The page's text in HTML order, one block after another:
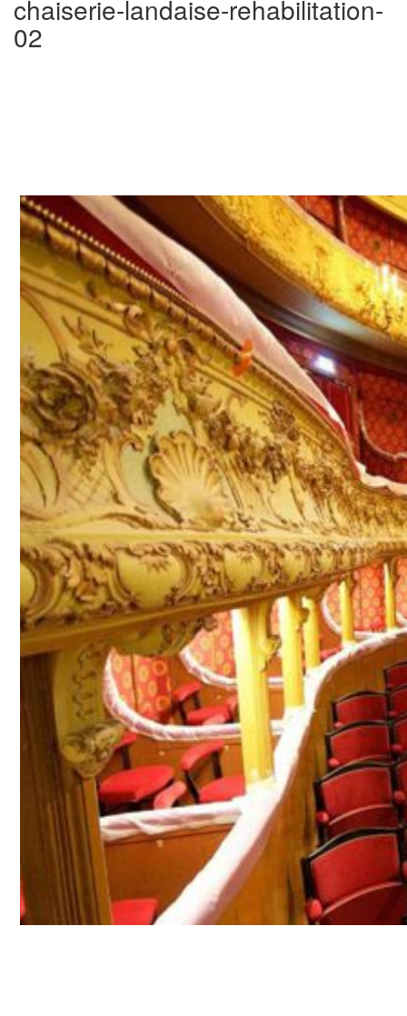
chaiserie-landaise-rehabilitation-
02